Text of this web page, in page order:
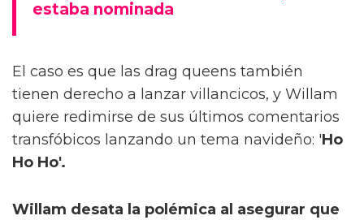
estaba nominada
El caso es que las drag queens también
tienen derecho a lanzar villancicos, y Willam
quiere redimirse de sus últimos comentarios
transfóbicos lanzando un tema navideño: 'Ho
Ho Ho'.
Willam desata la polémica al asegurar que